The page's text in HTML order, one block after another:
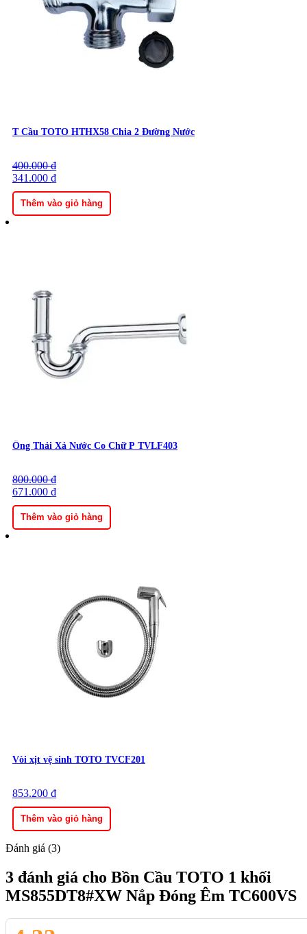
T Cầu TOTO HTHX58 Chia 2 Đường Nước
400.000₫
Giá
gốc
là:
400.000 ₫.
341.000 ₫
Giá
hiện
tại
là:
341.000 ₫.
Thêm vào giỏ hàng
Ổng Thải Xả Nước Co Chữ P TVLF403
800.000₫
Giá
gốc
là:
800.000 ₫.
671.000 ₫
Giá
hiện
tại
là:
671.000 ₫.
Thêm vào giỏ hàng
Vòi xịt vệ sinh TOTO TVCF201
853.200 ₫
Thêm vào giỏ hàng
Đánh giá (3)
3 đánh giá cho Bồn Cầu TOTO 1 khối
MS855DT8#XW Nắp Đóng Êm TC600VS